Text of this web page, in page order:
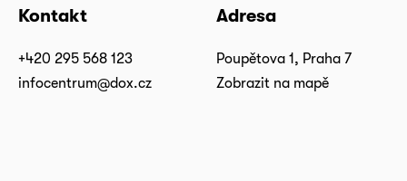
Kontakt
+420 295 568 123
infocentrum@dox.cz
Adresa
Poupětova 1, Praha 7
Zobrazit na mapě